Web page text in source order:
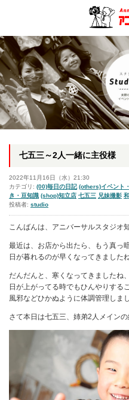
七五三～2人一緒に主役様
2022年11月16日（水）21:30
カテゴリ: (00)毎日の日記 (others)イベント
き・豆知識 (shop)知立店 七五三 兄妹撮影
投稿者: studio
こんばんは、アニバーサルスタジオ
最近は、お店から出たら、もう真っ
日が暮れるのが早くなってきました
だんだんと、寒くなってきましたね
日が上がってる時でもひんやりする
風邪などひかぬように体調管理しま
さて本日は七五三、姉弟2人メインの